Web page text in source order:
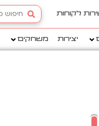
לקוחות
Search
...
יצירות משחקים